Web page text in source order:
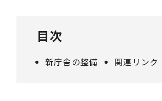
目次
新庁舎の整備 関連リンク